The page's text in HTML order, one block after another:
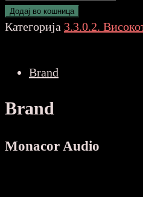
DT-
100
Додај во кошница
Категорија 3.3.0.2.
Brand
Brand
Monacor Audio